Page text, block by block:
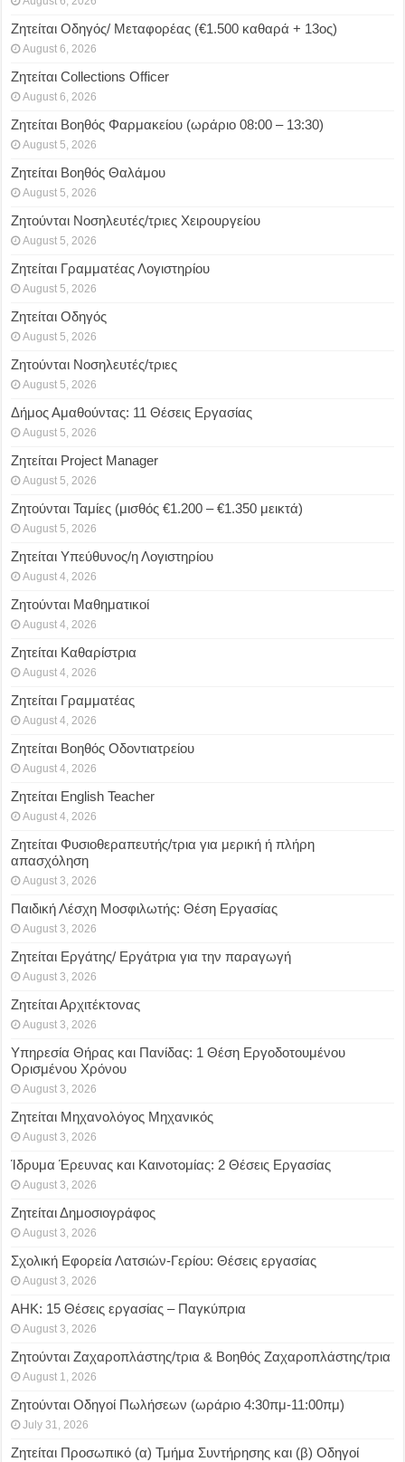
Ζητείται Οδηγός/ Μεταφορέας (€1.500 καθαρά + 13ος)
August 6, 2026
Ζητείται Collections Officer
August 6, 2026
Ζητείται Βοηθός Φαρμακείου (ωράριο 08:00 – 13:30)
August 5, 2026
Ζητείται Βοηθός Θαλάμου
August 5, 2026
Ζητούνται Νοσηλευτές/τριες Χειρουργείου
August 5, 2026
Ζητείται Γραμματέας Λογιστηρίου
August 5, 2026
Ζητείται Οδηγός
August 5, 2026
Ζητούνται Νοσηλευτές/τριες
August 5, 2026
Δήμος Αμαθούντας: 11 Θέσεις Εργασίας
August 5, 2026
Ζητείται Project Manager
August 5, 2026
Ζητούνται Ταμίες (μισθός €1.200 – €1.350 μεικτά)
August 5, 2026
Ζητείται Υπεύθυνος/η Λογιστηρίου
August 4, 2026
Ζητούνται Μαθηματικοί
August 4, 2026
Ζητείται Καθαρίστρια
August 4, 2026
Ζητείται Γραμματέας
August 4, 2026
Ζητείται Βοηθός Οδοντιατρείου
August 4, 2026
Ζητείται English Teacher
August 4, 2026
Ζητείται Φυσιοθεραπευτής/τρια για μερική ή πλήρη
απασχόληση
August 3, 2026
Παιδική Λέσχη Μοσφιλωτής: Θέση Εργασίας
August 3, 2026
Ζητείται Εργάτης/ Εργάτρια για την παραγωγή
August 3, 2026
Ζητείται Αρχιτέκτονας
August 3, 2026
Υπηρεσία Θήρας και Πανίδας: 1 Θέση Eργοδοτουμένου
Oρισμένου Xρόνου
August 3, 2026
Ζητείται Μηχανολόγος Μηχανικός
August 3, 2026
Ίδρυμα Έρευνας και Καινοτομίας: 2 Θέσεις Εργασίας
August 3, 2026
Ζητείται Δημοσιογράφος
August 3, 2026
Σχολική Εφορεία Λατσιών-Γερίου: Θέσεις εργασίας
August 3, 2026
ΑΗΚ: 15 Θέσεις εργασίας – Παγκύπρια
August 3, 2026
Ζητούνται Ζαχαροπλάστης/τρια & Βοηθός Ζαχαροπλάστης/τρια
August 1, 2026
Ζητούνται Οδηγοί Πωλήσεων (ωράριο 4:30πμ-11:00πμ)
July 31, 2026
Ζητείται Προσωπικό (α) Τμήμα Συντήρησης και (β) Οδηγοί